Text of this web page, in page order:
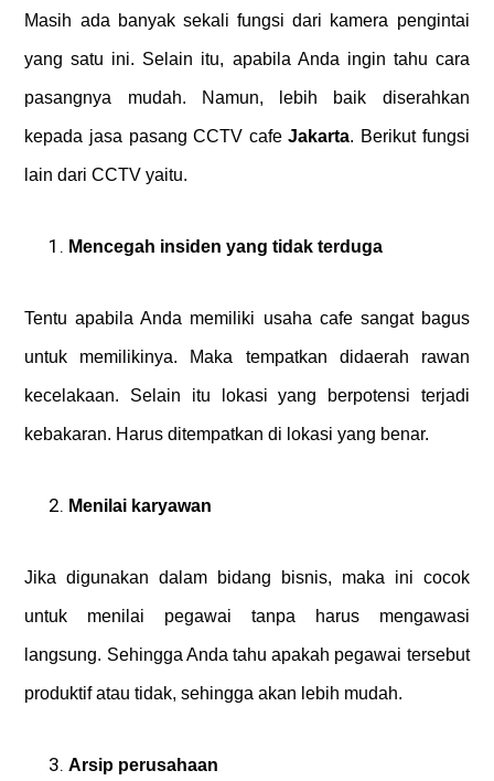
Masih ada banyak sekali fungsi dari kamera pengintai
yang satu ini. Selain itu, apabila Anda ingin tahu cara
pasangnya mudah. Namun, lebih baik diserahkan
kepada jasa pasang CCTV cafeJakarta. Berikut fungsi
lain dari CCTV yaitu.
Mencegah insiden yang tidak terduga
Tentu apabila Anda memiliki usaha cafe sangat bagus
untuk memilikinya. Maka tempatkan didaerah rawan
kecelakaan. Selain itu lokasi yang berpotensi terjadi
kebakaran. Harus ditempatkan di lokasi yang benar.
Menilai karyawan
Jika digunakan dalam bidang bisnis, maka ini cocok
untuk menilai pegawai tanpa harus mengawasi
langsung. Sehingga Anda tahu apakah pegawai tersebut
produktif atau tidak, sehingga akan lebih mudah.
Arsip perusahaan